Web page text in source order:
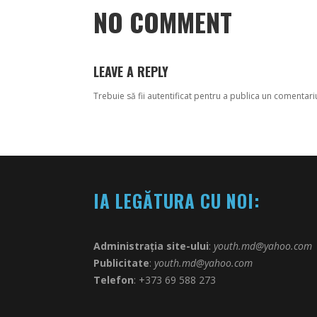
NO COMMENT
LEAVE A REPLY
Trebuie să fii autentificat pentru a publica un
IA LEGĂTURA CU NOI:
Administrația site-ului: youth.md@yahoo.com
Publicitate: youth.md@yahoo.com
Telefon: +373 69 588 273